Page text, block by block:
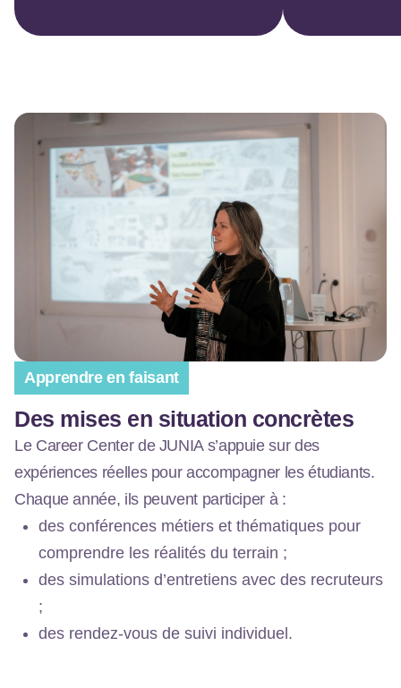
Apprendre en faisant
Des mises en situation concrètes
Le Career Center de JUNIA s’appuie sur des
expériences réelles pour accompagner les étudiants.
Chaque année, ils peuvent participer à :
des conférences métiers et thématiques pour
comprendre les réalités du terrain ;
des simulations d’entretiens avec des recruteurs
;
des rendez-vous de suivi individuel.